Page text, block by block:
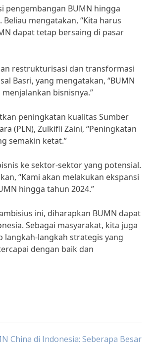
pengembangan BUMN hingga
mengatakan, “Kita harus
dapat tetap bersaing di pasar
restrukturisasi dan transformasi
Basri, yang mengatakan, “BUMN
bisnisnya.”
peningkatan kualitas Sumber
(PLN), Zulkifli Zaini, “Peningkatan
semakin ketat.”
ke sektor-sektor yang potensial.
“Kami akan melakukan ekspansi
hingga tahun 2024.”
ini, diharapkan BUMN dapat
Sebagai masyarakat, kita juga
langkah strategis yang
dengan baik dan
China di Indonesia: Seberapa Besar